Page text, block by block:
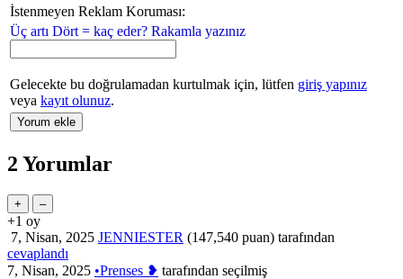
İstenmeyen Reklam Koruması:
Üç artı Dört = kaç eder? Rakamla yazınız
Gelecekte bu doğrulamadan kurtulmak için, lütfen giriş yapınız
veya kayıt olunuz.
2 Yorumlar
+1 oy
7, Nisan, 2025 JENNIESTER (147,540 puan) tarafından
cevaplandı
7, Nisan, 2025 •Prenses ❥ tarafından seçilmiş